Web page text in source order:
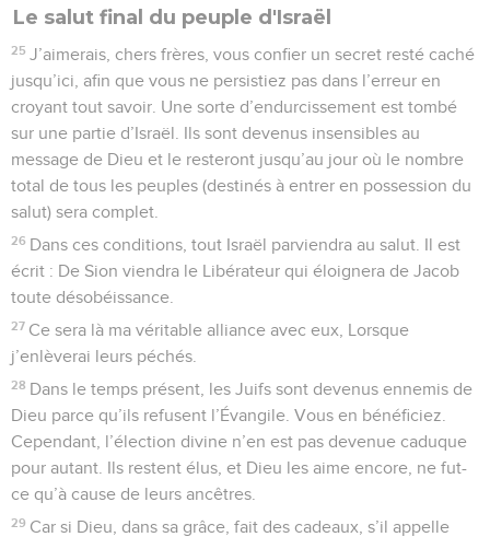
Le salut final du peuple d'Israël
25 J’aimerais, chers frères, vous confier un secret resté caché
jusqu’ici, afin que vous ne persistiez pas dans l’erreur en
croyant tout savoir. Une sorte d’endurcissement est tombé
sur une partie d’Israël. Ils sont devenus insensibles au
message de Dieu et le resteront jusqu’au jour où le nombre
total de tous les peuples (destinés à entrer en possession du
salut) sera complet.
26 Dans ces conditions, tout Israël parviendra au salut. Il est
écrit : De Sion viendra le Libérateur qui éloignera de Jacob
toute désobéissance.
27 Ce sera là ma véritable alliance avec eux, Lorsque
j’enlèverai leurs péchés.
28 Dans le temps présent, les Juifs sont devenus ennemis de
Dieu parce qu’ils refusent l’Évangile. Vous en bénéficiez.
Cependant, l’élection divine n’en est pas devenue caduque
pour autant. Ils restent élus, et Dieu les aime encore, ne fut-
ce qu’à cause de leurs ancêtres.
29 Car si Dieu, dans sa grâce, fait des cadeaux, s’il appelle